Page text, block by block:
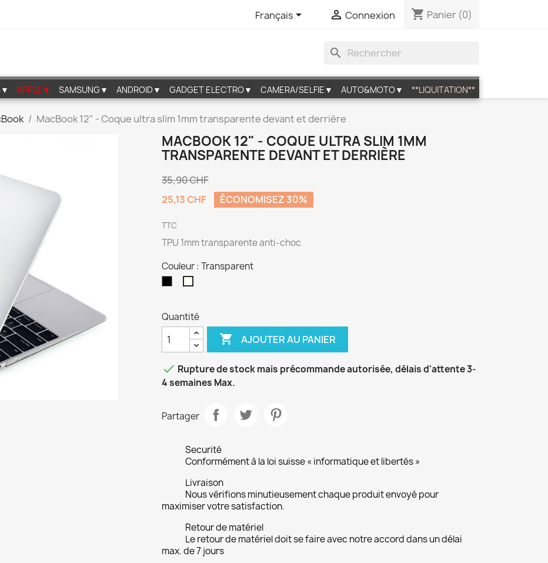
Français  Connexion shopping_cart Panier (0)
search
APPLE▼ SAMSUNG▼ ANDROID▼ GADGET ELECTRO▼ CAMERA/SELFIE▼ AUTO&MOTO▼ **LIQUITATION**
MacBook 12" - Coque ultra slim 1mm transparente devant et derrière
MACBOOK 12" - COQUE ULTRA SLIM 1MM
TRANSPARENTE DEVANT ET DERRIÈRE
35,90 CHF
25,13 CHF
ÉCONOMISEZ 30%
TTC
TPU 1mm transparente anti-choc
Couleur : Transparent
Quantité
 AJOUTER AU PANIER
 Rupture de stock mais précommande autorisée, délais d'attente 3-
4 semaines Max.
Partager
Securité
Conformément à la loi suisse « informatique et libertés »
Livraison
Nous vérifions minutieusement chaque produit envoyé pour
maximiser votre satisfaction.
Retour de matériel
Le retour de matériel doit se faire avec notre accord dans un délai
max. de 7 jours